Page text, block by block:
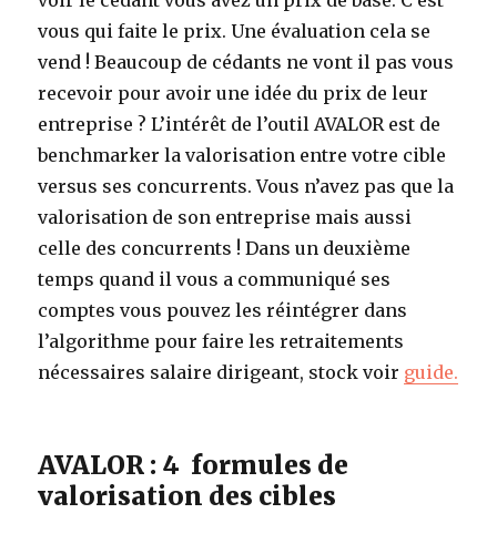
vous qui faite le prix. Une évaluation cela se
vend ! Beaucoup de cédants ne vont il pas vous
recevoir pour avoir une idée du prix de leur
entreprise ? L’intérêt de l’outil AVALOR est de
benchmarker la valorisation entre votre cible
versus ses concurrents. Vous n’avez pas que la
valorisation de son entreprise mais aussi
celle des concurrents !Dans un deuxième
temps quand il vous a communiqué ses
comptes vous pouvez les réintégrer dans
l’algorithme pour faire les retraitements
nécessaires salaire dirigeant, stock voir guide.
AVALOR : 4 formules de
valorisation des cibles